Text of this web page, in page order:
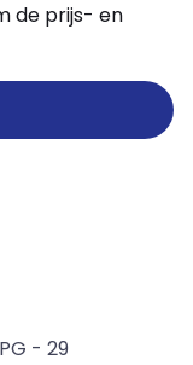
de prijs- en
- 29